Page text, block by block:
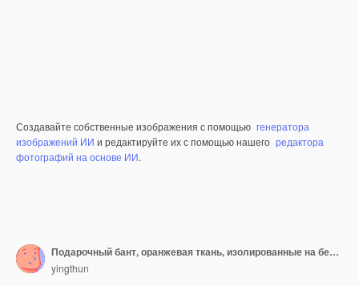
Создавайте собственные изображения с помощью генератора
изображений ИИ и редактируйте их с помощью нашего редактора
фотографий на основе ИИ.
Подарочный бант, оранжевая ткань, изолированные на белом baqckground
yingthun